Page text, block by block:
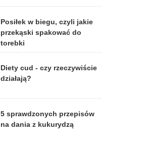
Posiłek w biegu, czyli jakie
przekąski spakować do
torebki
Diety cud - czy rzeczywiście
działają?
5 sprawdzonych przepisów
na dania z kukurydzą